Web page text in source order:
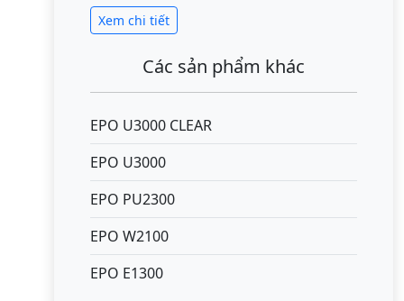
Xem chi tiết
Các sản phẩm khác
EPO U3000 CLEAR
EPO U3000
EPO PU2300
EPO W2100
EPO E1300